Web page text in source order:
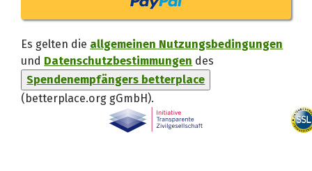
Es gelten die allgemeinen Nutzungsbedingungen
und Datenschutzbestimmungen des
Spendenempfängers betterplace
(betterplace.org gGmbH).